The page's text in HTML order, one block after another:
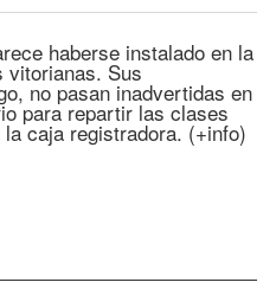
haberse instalado en la
vitorianas. Sus
no pasan inadvertidas en
para repartir las clases
caja registradora. (+info)